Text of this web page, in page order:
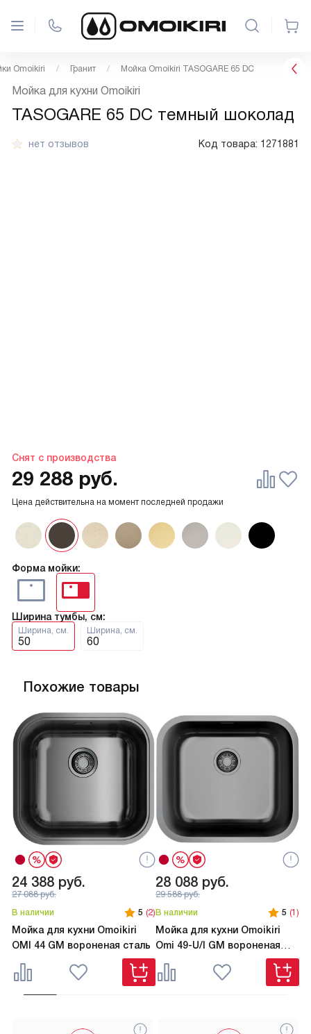
Omoikiri Гранит Мойка Omoikiri TASOGARE 65 DC
нет отзывов Код товара: 1271881
Снят с производства
Мойка для кухни Omoikiri
TASOGARE 65 DC темный шоколад
Форма мойки:
Ширина тумбы, см:
Ширина, см.
50
Ширина, см.
60
Цена действительна на момент последней продажи
29 288 руб.
Похожие товары
24 388 руб.
27 088руб.
В наличии
5 (2)
Мойка для кухни Omoikiri
OMI 44 GM вороненая сталь
28 088 руб.
29 588руб.
В наличии
5 (1)
Мойка для кухни Omoikiri
Omi 49-U/I GM вороненая